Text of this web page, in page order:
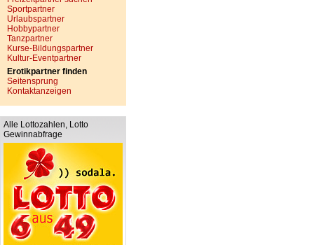
Sportpartner
Urlaubspartner
Hobbypartner
Tanzpartner
Kurse-Bildungspartner
Kultur-Eventpartner
Erotikpartner finden
Seitensprung
Kontaktanzeigen
Alle Lottozahlen, Lotto
Gewinnabfrage